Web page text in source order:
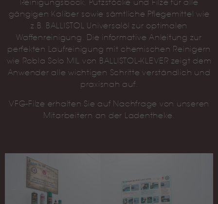
Reinigungsbock, Putzstöcke und Filze für alle
gängigen Kaliber sowie sämtliche Pflegemittel wie
z.B. BALLISTOL Universalöl zur optimalen
Waffenreinigung. Die informative Anleitung zur
perfekten Laufreinigung mit chemischen Reinigern
wie Robla Solo MIL von BALLISTOL-KLEVER zeigt dem
Anwender alle wichtigen Schritte verständlich und
praxisnah auf.
VFG-Filze erhalten Sie auf Nachfrage von unseren
Mitarbeitern an der Ladentheke.